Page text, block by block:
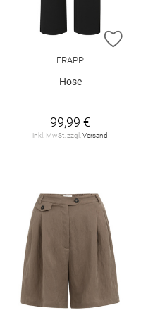
HINZUFÜGEN
ZUR
FRAPP
Hose
99,99 €
inkl. MwSt. zzgl. Versand